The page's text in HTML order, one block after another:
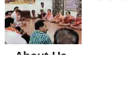
About Us